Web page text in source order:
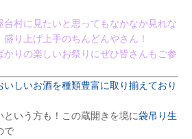
村に見たいと思ってもなかなか見れな
り上げ上手のちんどんやさん！
かりの楽しいお祭りにぜひ皆さんもご参
しいお酒を種類豊富に取り揃えており
いう方も！この蔵開きを境に袋吊り生
で